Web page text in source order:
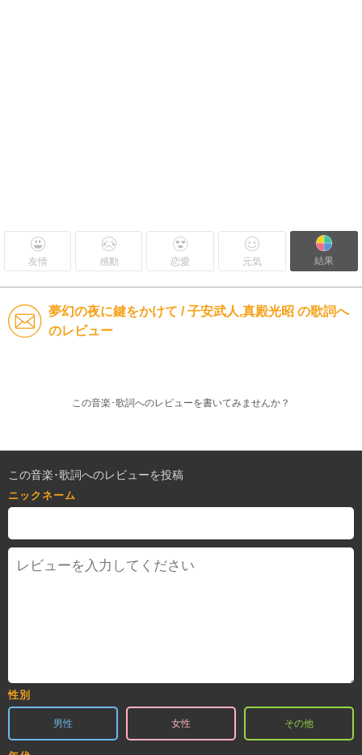
友情 感動 恋愛 元気 結果
夢幻の夜に鍵をかけて / 子安武人,真殿光昭 の歌詞へ
のレビュー
この音楽･歌詞へのレビューを書いてみませんか？
この音楽･歌詞へのレビューを投稿
ニックネーム
性別
男性 女性 その他